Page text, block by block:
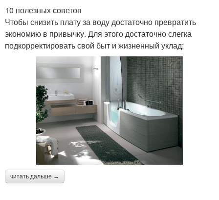
10 полезных советов
Чтобы снизить плату за воду достаточно превратить
экономию в привычку. Для этого достаточно слегка
подкорректировать свой быт и жизненный уклад:
читать дальше →